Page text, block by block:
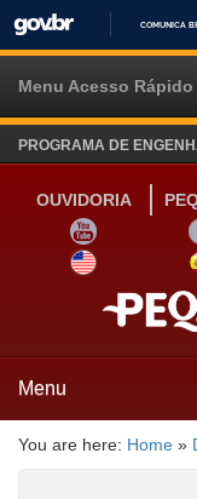
COMUNICA
Menu Acesso Rápido
PROGRAMA DE
OUVIDORIA
YOUTUBE
SITE INGLÊS
Menu
You are here: Home »